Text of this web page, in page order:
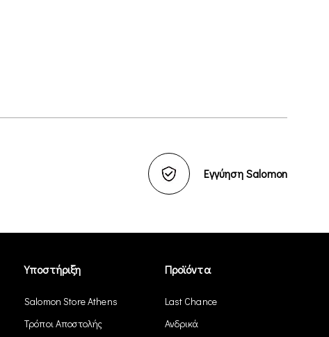
Εγγύηση Salomon
Υποστήριξη
Salomon Store Athens
Τρόποι Αποστολής
Προϊόντα
Last Chance
Ανδρικά